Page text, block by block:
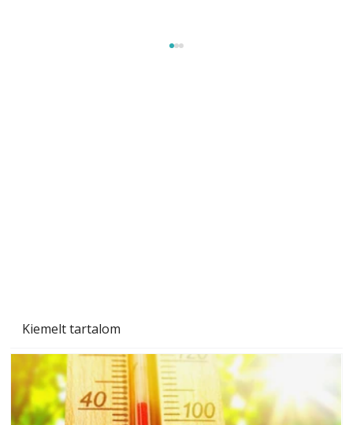
Kiemelt tartalom